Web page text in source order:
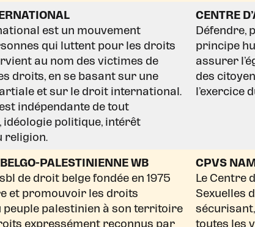
est un mouvement
qui luttent pour les droits
au nom des victimes de
droits, en se basant sur une
et sur le droit international.
indépendante de tout
politique, intérêt
religion.
CENTRE
Défendre,
principe
assurer
des
l’exercice
PALESTINIENNE WB
de droit belge fondée en 1975
et promouvoir les droits
palestinien à son territoire
CPVS
Le Centre
Sexuelles